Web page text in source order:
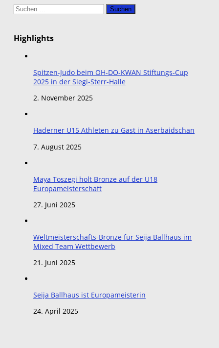
Suchen
Highlights
Spitzen-Judo beim OH-DO-KWAN Stiftungs-Cup
2025 in der Siegi-Sterr-Halle
2. November 2025
Haderner U15 Athleten zu Gast in Aserbaidschan
7. August 2025
Maya Toszegi holt Bronze auf der U18
Europameisterschaft
27. Juni 2025
Weltmeisterschafts-Bronze für Seija Ballhaus im
Mixed Team Wettbewerb
21. Juni 2025
Seija Ballhaus ist Europameisterin
24. April 2025